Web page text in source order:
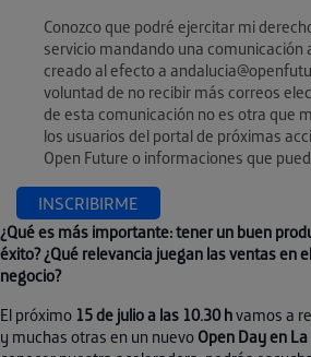
Conozco que podré ejercitar mi
servicio mandando una comunicación
creado al efecto a
voluntad de no recibir más correos
de esta comunicación no es otra que
los usuarios del portal de próximas
Open Future o informaciones que
INSCRIBIRME
¿Qué es más importante: tener un buen
éxito? ¿Qué relevancia juegan las ventas en
negocio?
El próximo 15 de julio a las 10.30 hvamos a
y muchas otras en un nuevo Open Day en La